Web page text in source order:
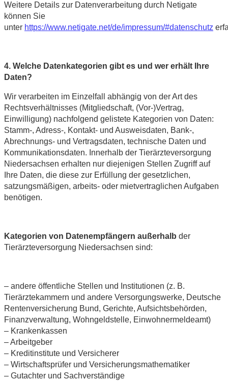
Weitere Details zur Datenverarbeitung durch Netigate
können Sie
unter https://www.netigate.net/de/impressum/#datenschutz
4. Welche Datenkategorien gibt es und wer erhält Ihre
Daten?
Wir verarbeiten im Einzelfall abhängig von der Art des
Rechtsverhältnisses (Mitgliedschaft, (Vor-)Vertrag,
Einwilligung) nachfolgend gelistete Kategorien von Daten:
Stamm-, Adress-, Kontakt- und Ausweisdaten, Bank-,
Abrechnungs- und Vertragsdaten, technische Daten und
Kommunikationsdaten. Innerhalb der Tierärzteversorgung
Niedersachsen erhalten nur diejenigen Stellen Zugriff auf
Ihre Daten, die diese zur Erfüllung der gesetzlichen,
satzungsmäßigen, arbeits- oder mietvertraglichen Aufgaben
benötigen.
Kategorien von Datenempfängern außerhalb der
Tierärzteversorgung Niedersachsen sind:
– andere öffentliche Stellen und Institutionen (z. B.
Tierärztekammern und andere Versorgungswerke, Deutsche
Rentenversicherung Bund, Gerichte, Aufsichtsbehörden,
Finanzverwaltung, Wohngeldstelle, Einwohnermeldeamt)
– Krankenkassen
– Arbeitgeber
– Kreditinstitute und Versicherer
– Wirtschaftsprüfer und Versicherungsmathematiker
– Gutachter und Sachverständige